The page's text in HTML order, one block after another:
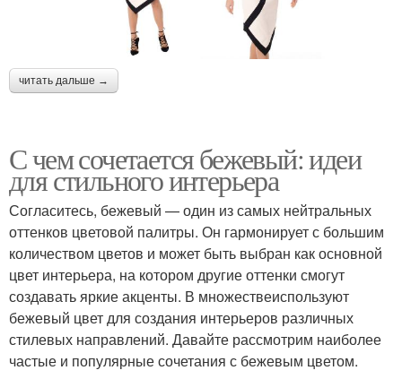
читать дальше →
С чем сочетается бежевый: идеи
для стильного интерьера
Согласитесь, бежевый — один из самых нейтральных
оттенков цветовой палитры. Он гармонирует с большим
количеством цветов и может быть выбран как основной
цвет интерьера, на котором другие оттенки смогут
создавать яркие акценты. В множествеиспользуют
бежевый цвет для создания интерьеров различных
стилевых направлений. Давайте рассмотрим наиболее
частые и популярные сочетания с бежевым цветом.